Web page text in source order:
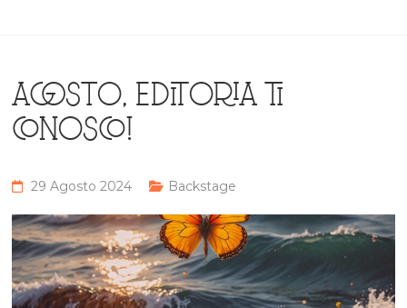
AGOSTO, EDITORIA TI
CONOSCO!
29 Agosto 2024 Backstage